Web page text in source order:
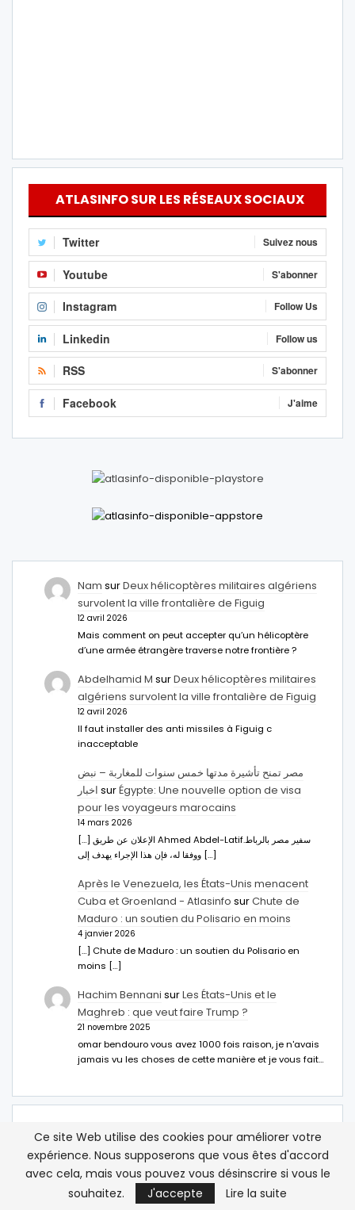
ATLASINFO SUR LES RÉSEAUX SOCIAUX
Twitter Suivez nous
Youtube S'abonner
Instagram Follow Us
Linkedin Follow us
RSS S'abonner
Facebook J'aime
Nam surDeux hélicoptères militaires algériens
survolent la ville frontalière de Figuig
12 avril 2026
Mais comment on peut accepter qu’un hélicoptère
d’une armée étrangère traverse notre frontière ?
Abdelhamid M surDeux hélicoptères militaires
algériens survolent la ville frontalière de Figuig
12 avril 2026
Il faut installer des anti missiles à Figuig c
inacceptable
مصر تمنح تأشيرة مدتها خمس سنوات للمغاربة – نبض
اخبار surÉgypte: Une nouvelle option de visa
pour les voyageurs marocains
14 mars 2026
[…] الإعلان عن طريق Ahmed Abdel-Latifسفير مصر بالرباط.
ووفقا له، فإن هذا الإجراء يهدف إلى […]
Après le Venezuela, les États-Unis menacent
Cuba et Groenland - Atlasinfo surChute de
Maduro : un soutien du Polisario en moins
4 janvier 2026
[…] Chute de Maduro : un soutien du Polisario en
moins […]
Hachim Bennani surLes États-Unis et le
Maghreb : que veut faire Trump ?
21 novembre 2025
omar bendouro vous avez 1000 fois raison, je n'avais
jamais vu les choses de cette manière et je vous fait…
Ce site Web utilise des cookies pour améliorer votre
expérience. Nous supposerons que vous êtes d'accord
avec cela, mais vous pouvez vous désinscrire si vous le
souhaitez.
J'accepte Lire la suite